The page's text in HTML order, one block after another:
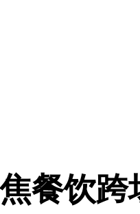
餐饮